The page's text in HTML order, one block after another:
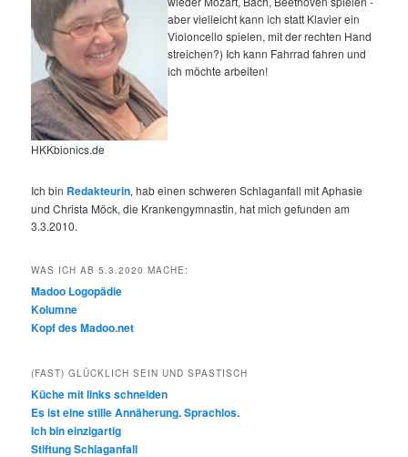
aber vielleicht kann ich statt Klavier ein
Violoncello spielen, mit der rechten Hand
streichen?) Ich kann Fahrrad fahren und
ich möchte arbeiten!
HKKbionics.de
Ich bin Redakteurin, hab einen schweren Schlaganfall mit Aphasie
und Christa Möck, die Krankengymnastin, hat mich gefunden am
3.3.2010.
WAS ICH AB 5.3.2020 MACHE:
Madoo Logopädie
Kolumne
Kopf des Madoo.net
(FAST) GLÜCKLICH SEIN UND SPASTISCH
Küche mit links schneiden
Es ist eine stille Annäherung. Sprachlos.
Ich bin einzigartig
Stiftung Schlaganfall